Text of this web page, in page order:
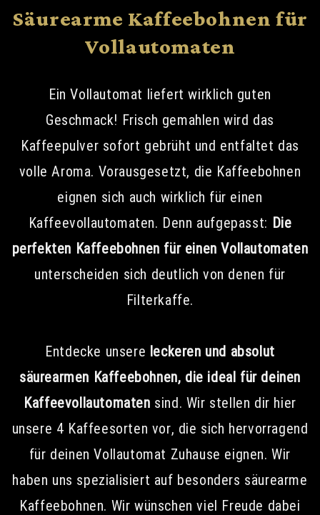
Säurearme Kaffeebohnen für
Vollautomaten
Ein Vollautomat liefert wirklich guten
Geschmack! Frisch gemahlen wird das
Kaffeepulver sofort gebrüht und entfaltet das
volle Aroma. Vorausgesetzt, die Kaffeebohnen
eignen sich auch wirklich für einen
Kaffeevollautomaten. Denn aufgepasst: Die
perfekten Kaffeebohnen für einen Vollautomaten
unterscheiden sich deutlich von denen für
Filterkaffe.
Entdecke unsere leckeren und absolut
säurearmen Kaffeebohnen, die ideal für deinen
Kaffeevollautomaten sind. Wir stellen dir hier
unsere 4 Kaffeesorten vor, die sich hervorragend
für deinen Vollautomat Zuhause eignen. Wir
haben uns spezialisiert auf besonders säurearme
Kaffeebohnen. Wir wünschen viel Freude dabei